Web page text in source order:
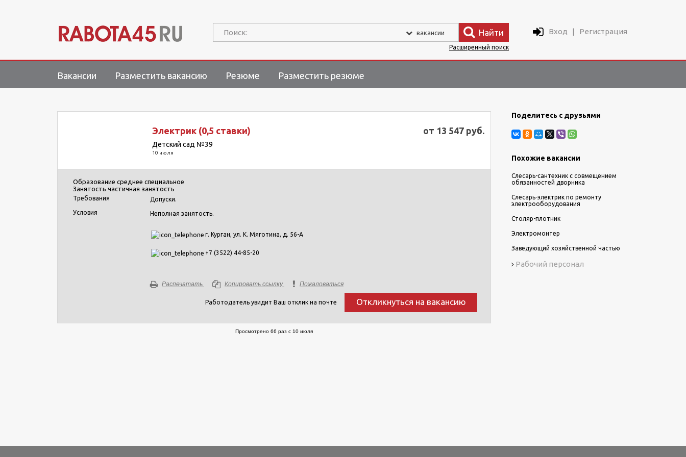
Поиск: вакансии Найти Вход | Регистрация
Расширенный поиск
Вакансии Разместить вакансию Резюме Разместить резюме
Электрик (0,5 ставки) от 13 547 руб.
Детский сад №39
10 июля
Образование среднее специальное
Занятость частичная занятость
Требования
Допуски.
Условия
Неполная занятость.
г. Курган, ул. К. Мяготина, д. 56-А
+7 (3522) 44-85-20
Распечатать Копировать ссылку Пожаловаться
Работодатель увидит Ваш отклик на почте Откликнуться на вакансию
Просмотрено 66 раз с 10 июля
Поделитесь с друзьями
Похожие вакансии
Слесарь-сантехник с совмещением
обязанностей дворника
Слесарь-электрик по ремонту
электрооборудования
Столяр-плотник
Электромонтер
Заведующий хозяйственной частью
Рабочий персонал